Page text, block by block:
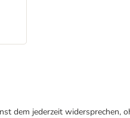
dem jederzeit widersprechen,